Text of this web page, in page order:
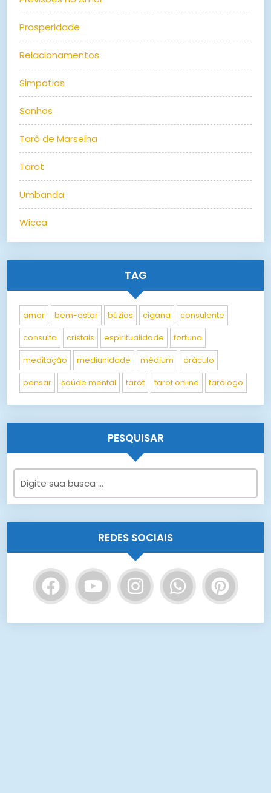
Prosperidade
Relacionamentos
Simpatias
Sonhos
Tarô de Marselha
Tarot
Umbanda
Wicca
TAG
amor bem-estar búzios cigana consulente
consulta cristais espiritualidade fortuna
meditação mediunidade médium oráculo
pensar saúde mental tarot tarot online tarólogo
PESQUISAR
REDES SOCIAIS